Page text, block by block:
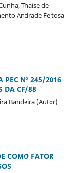
Thaise de
Andrade Feitosa
PEC N° 245/2016
DA CF/88
Bandeira (Autor)
COMO FATOR